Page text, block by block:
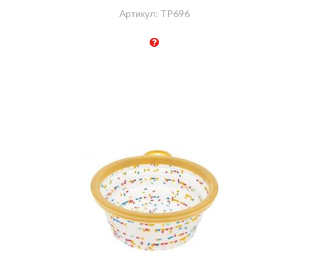
Артикул: TP696